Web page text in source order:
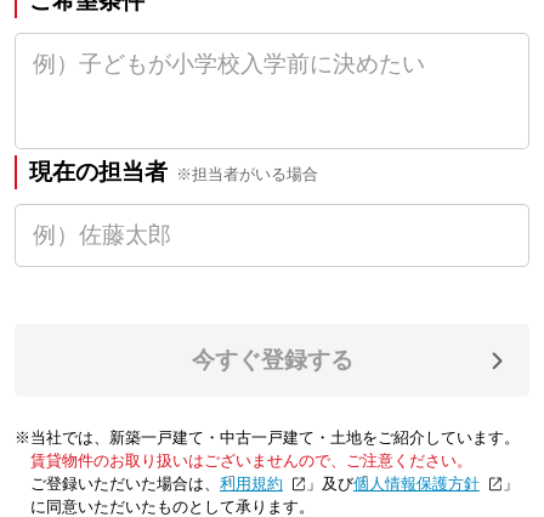
現在の担当者 ※担当者がいる場合
今すぐ登録する
※当社では、新築一戸建て・中古一戸建て・土地をご紹介しています。
賃貸物件のお取り扱いはございませんので、ご注意ください。
ご登録いただいた場合は、「利用規約 」及び「個人情報保護方針
」
に同意いただいたものとして承ります。